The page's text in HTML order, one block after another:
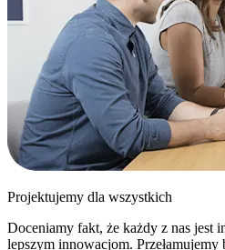
Projektujemy dla wszystkich
Doceniamy fakt, że każdy z nas jest
lepszym innowacjom. Przełamujemy